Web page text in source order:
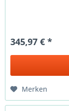
345,97 € *
Merken